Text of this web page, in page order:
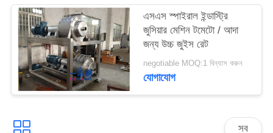
এসএস স্পাইরাল ইন্ডাস্ট্রি
জুসিয়ার মেশিন টমেটো / আদা
জন্য উচ্চ জুইস রেট
negotiable MOQ:1 বিন্যাস করুন
যোগাযোগ
সব